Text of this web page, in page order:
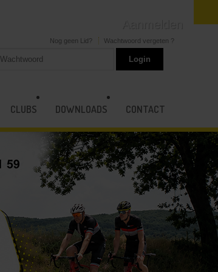
Nog geen Lid? Wachtwoord vergeten ?
CLUBS DOWNLOADS CONTACT